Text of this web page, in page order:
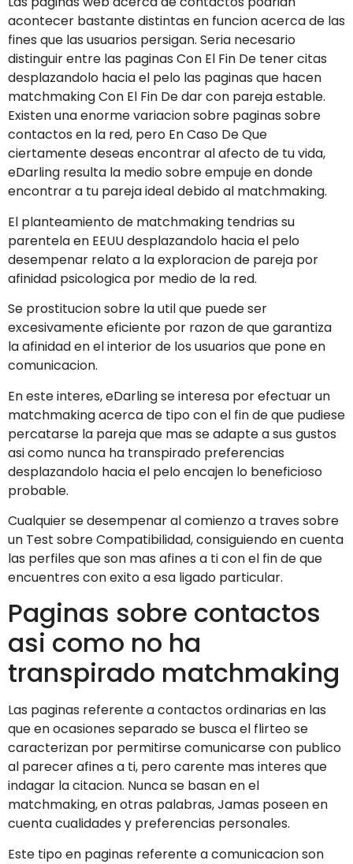
acontecer bastante distintas en funcion acerca de las
fines que las usuarios persigan. Seri­a necesario
distinguir entre las paginas Con El Fin De tener citas
desplazandolo hacia el pelo las paginas que hacen
matchmaking Con El Fin De dar con pareja estable.
Existen una enorme variacion sobre paginas sobre
contactos en la red, pero En Caso De Que
ciertamente deseas encontrar al afecto de tu vida,
eDarling resulta la medio sobre empuje en donde
encontrar a tu pareja ideal debido al matchmaking.
El planteamiento de matchmaking tendrias su
parentela en EEUU desplazandolo hacia el pelo
desempenar relato a la exploracion de pareja por
afinidad psicologica por medio de la red.
Se prostitucion sobre la util que puede ser
excesivamente eficiente por razon de que garantiza
la afinidad en el interior de los usuarios que pone en
comunicacion.
En este interes, eDarling se interesa por efectuar un
matchmaking acerca de tipo con el fin de que pudiese
percatarse la pareja que mas se adapte a sus gustos
asi­ como nunca ha transpirado preferencias
desplazandolo hacia el pelo encajen lo beneficioso
probable.
Cualquier se desempenar al comienzo a traves sobre
un Test sobre Compatibilidad, consiguiendo en cuenta
las perfiles que son mas afines a ti con el fin de que
encuentres con exito a esa ligado particular.
Paginas sobre contactos
asi­ como no ha
transpirado matchmaking
Las paginas referente a contactos ordinarias en las
que en ocasiones separado se busca el flirteo se
caracterizan por permitirse comunicarse con publico
al parecer afines a ti, pero carente mas interes que
indagar la citacion. Nunca se basan en el
matchmaking, en otras palabras, Jamas poseen en
cuenta cualidades y preferencias personales.
Este tipo en paginas referente a comunicacion son